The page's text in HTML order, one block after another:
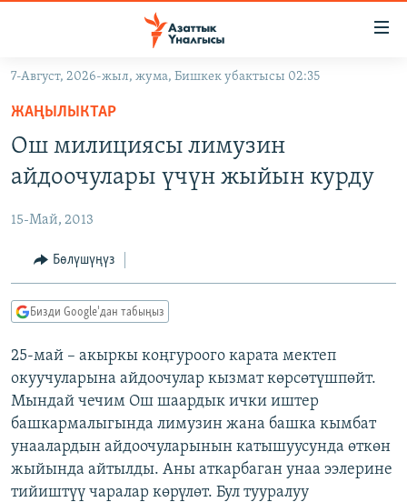
Навигацияга
өтүңүз
Издөөгө
салыңыз
ЭКОНОМИКА
МАДАНИЯТ
БОРБОР АЗИЯ
АТАЙЫН ИЛИКТӨӨ
ТВ ПРОГРАММАЛАР
ЭКСПЕРТТЕР ТАЛДАЙТ
БИЗ ЖАНА ДҮЙНӨ
ДАНИСТЕ
ЭЖЕ-СИҢДИЛЕР
АЗАТТЫК+
ЫҢГАЙСЫЗ СУРООЛОР
ӨЗГӨЧӨ ПИКИР
Русский
ОНЛАЙН ШЕРИНЕ
7-Август, 2026-жыл, жума, Бишкек убактысы 02:35
ЖАҢЫЛЫКТАР
Ош милициясы лимузин
айдоочулары үчүн жыйын курду
15-Май, 2013
Бөлүшүңүз
Бизди Google'дан табыңыз
25-май – акыркы коңгуроого карата мектеп
окуучуларына айдоочулар кызмат көрсөтүшпөйт.
Мындай чечим Ош шаардык ички иштер
башкармалыгында лимузин жана башка кымбат
унаалардын айдоочуларынын катышуусунда өткөн
жыйында айтылды. Аны аткарбаган унаа ээлерине
тийиштүү чаралар көрүлөт. Бул тууралуу